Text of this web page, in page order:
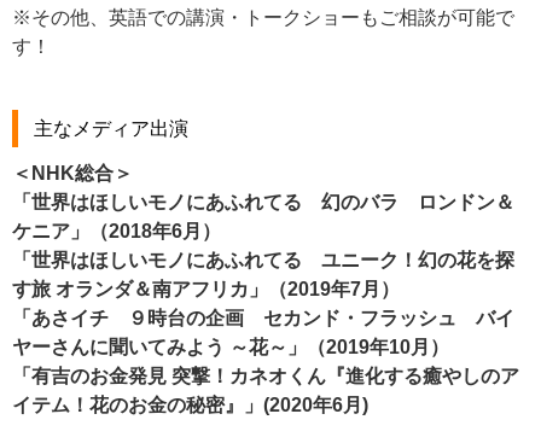
※その他、英語での講演・トークショーもご相談が可能で
す！
主なメディア出演
＜ NHK総合 ＞
「 世界はほしいモノにあふれてる 幻のバラ ロンドン＆
ケニア 」（2018年6月）
「世界はほしいモノにあふれてる ユニーク！幻の花を探
す旅 オランダ＆南アフリカ」（2019年7月）
「あさイチ ９時台の企画 セカンド・フラッシュ バイ
ヤーさんに聞いてみよう ～花～」（2019年10月）
「有吉のお金発見 突撃！カネオくん『進化する癒やしのア
イテム！花のお金の秘密』」(2020年6月)